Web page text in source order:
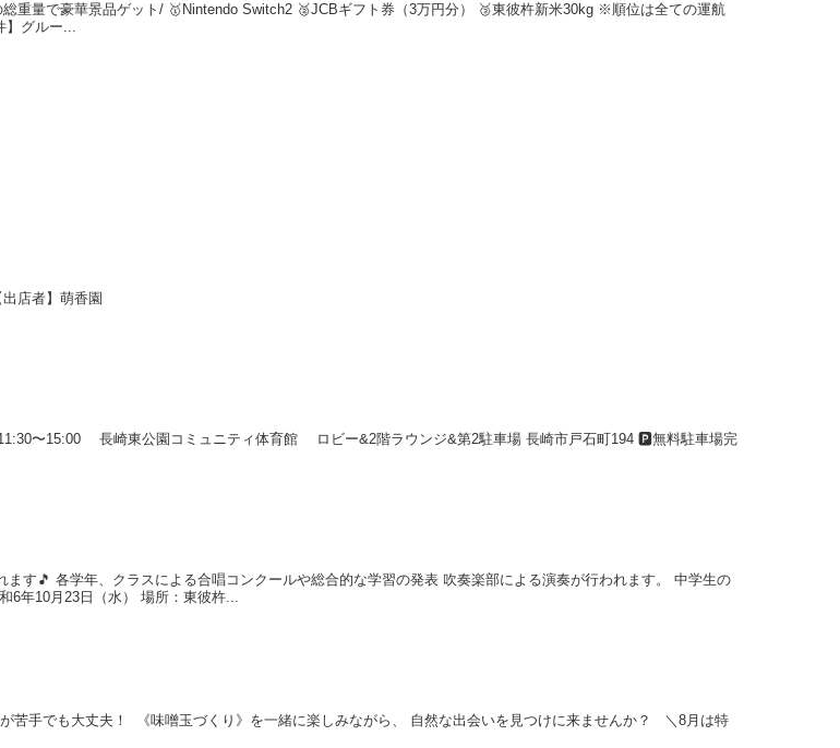
重量で豪華景品ゲット/ 🥇Nintendo Switch2 🥈JCBギフト券（3万円分） 🥉東彼杵新米30kg ※順位は全ての運航
】グルー...
店者】萌香園
〜15:00 長崎東公園コミュニティ体育館 ロビー&2階ラウンジ&第2駐車場 長崎市戸石町194 🅿️無料駐車場完
す🎵 各学年、クラスによる合唱コンクールや総合的な学習の発表 吹奏楽部による演奏が行われます。 中学生の
6年10月23日（水） 場所：東彼杵...
苦手でも大丈夫！ ⁡ 《味噌玉づくり》を一緒に楽しみながら、 自然な出会いを見つけに来ませんか？ ⁡ ⁡ ＼8月は特